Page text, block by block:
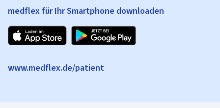
medflex für Ihr Smartphone downloaden
www.medflex.de/patient